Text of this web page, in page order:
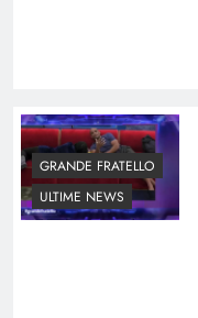
GRANDE FRATELLO
ULTIME NEWS